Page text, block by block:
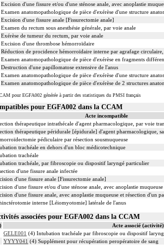
Excision d'une fissure et/ou d'une sténose anale, avec anoplastie
Examen anatomopathologique de pièce d'exérèse d'une structure
Excision d'une fissure anale [Fissurectomie anale]
Examen du rectum sous anesthésie générale, par voie anale
Exérèse de tumeur du rectum, par voie anale
Excision d'une thrombose hémorroïdaire
Réduction de procidence hémorroïdaire interne par agrafage
Examen anatomopathologique de pièce d'exérèse en fragments
Destruction d'une papillomatose extensive de l'anus
Examen anatomopathologique de pièce d'exérèse d'une structure
Examen anatomopathologique de pièce d'exérèse de 2 structures
pour EGFA002 générée à partir des statistiques du PMSI français
pour EGFA002 dans la CCAM
Acte incompatible
thérapeutique intrathécale d'agent pharmacologique, par voie
thérapeutique péridurale [épidurale] d'agent pharmacologique,
pédiculaire par résection sousmuqueuse
trachéale en dehors d'un bloc médicotechnique
trachéale
trachéale, par fibroscopie ou dispositif laryngé particulier
d'une fissure anale infectée
d'une fissure anale [Fissurectomie anale]
d'une fissure et/ou d'une sténose anale, avec anoplastie muqueuse
d'une fissure anale, avec anoplastie muqueuse et résection d'un
interne [Léiomyotomie] latérale de l'anus
associées pour EGFA002 dans la CCAM
Acte associé (activité)
GELE001 (4) Intubation trachéale par fibroscopie ou dispositif
YYYY041 (4) Supplément pour récupération peropératoire de sang